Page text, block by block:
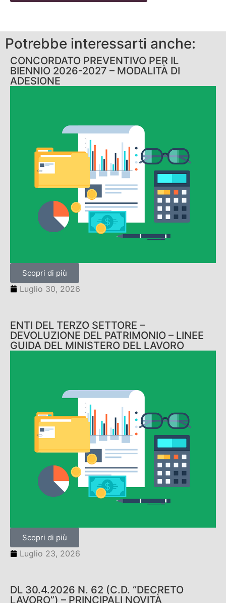
Potrebbe interessarti anche:
CONCORDATO PREVENTIVO PER IL
BIENNIO 2026-2027 – MODALITÀ DI
ADESIONE
Scopri di più
Luglio 30, 2026
ENTI DEL TERZO SETTORE –
DEVOLUZIONE DEL PATRIMONIO – LINEE
GUIDA DEL MINISTERO DEL LAVORO
Scopri di più
Luglio 23, 2026
DL 30.4.2026 N. 62 (C.D. “DECRETO
LAVORO”) – PRINCIPALI NOVITÀ